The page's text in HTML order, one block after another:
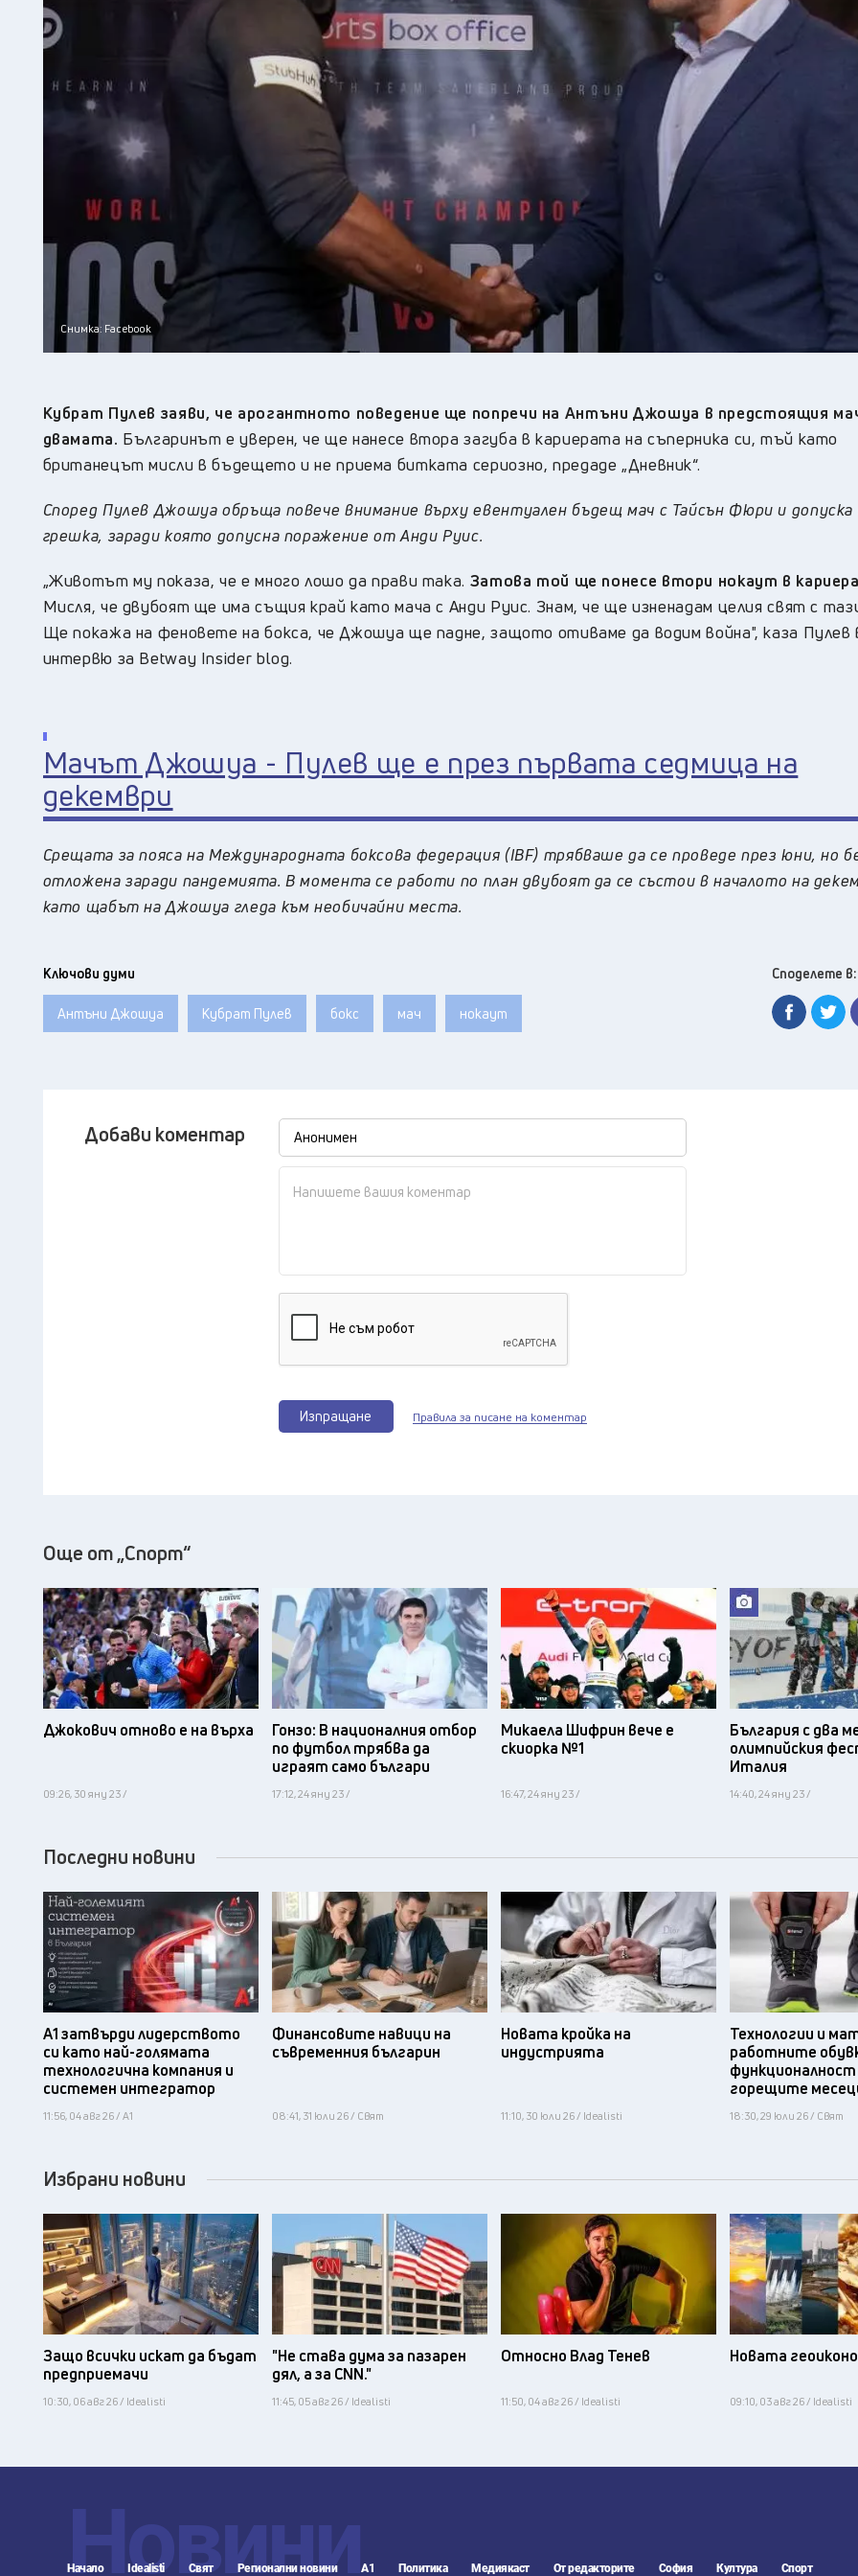
Перник, 32 °C
Плевен, 36 °C
35
Разград , 33°C
Русе, 35°C
Силистра 33°C
Сливен,
Смолян, 26°C
София, 34 °C
Стара Загора
Търговище
Хасково, 34°C
Шумен, 31 °C
Ямбол, 32°C
Снимка: Facebook
Кубрат Пулев заяви, че арогантното поведение ще попречи на Антъни Джошуа в предстоящия
двамата. Българинът е уверен, че ще нанесе втора загуба в кариерата на съперника си, тъй като
британецът мисли в бъдещето и не приема битката сериозно,предаде „Дневник“.
Според Пулев Джошуа обръща повече внимание върху евентуален бъдещ мач с Тайсън Фюри и
грешка, заради която допусна поражение от Анди Руис.
„Животът му показа, че е много лошо да прави така. Затова той ще понесе втори нокаут в
Мисля, че двубоят ще има същия край като мача с Анди Руис. Знам, че ще изненадам целия свят с
Ще покажа на феновете на бокса, че Джошуа ще падне, защото отиваме да водим война", каза Пулев
интервю за Betway Insider blog.
Мачът Джошуа - Пулев ще е през първата седмица на
декември
Срещата за пояса на Международната боксова федерация (IBF) трябваше да се проведе през юни, но
отложена заради пандемията. В момента се работи по план двубоят да се състои в началото на
като щабът на Джошуа гледа към необичайни места.
Ключови думи
Антъни Джошуа Кубрат Пулев бокс мач нокаут
Споделете в:
Добави коментар
Изпращане Правила за писане на коментар
Още от „Спорт“
Джокович отново е на върха
09:26, 30 яну 23 /
Гонзо: В националния отбор
по футбол трябва да
играят само българи
17:12, 24 яну 23 /
Микаела Шифрин вече е
скиорка №1
16:47, 24 яну 23 /
България с два
олимпийския
Италия
14:40, 24 яну 23 /
Последни новини
А1 затвърди лидерството
си като най-голямата
технологична компания и
системен интегратор
11:56, 04 авг 26 / А1
Финансовите навици на
съвременния българин
08:41, 31 юли 26 / Свят
Новата кройка на
индустрията
11:10, 30 юли 26 / Idealisti
Технологии и
работните
функционалност
горещите
18:30, 29 юли 26 / Свят
Избрани новини
Защо всички искат да бъдат
предприемачи
10:30, 06 авг 26 / Idealisti
"Не става дума за пазарен
дял, а за CNN."
11:45, 05 авг 26 / Idealisti
Относно Влад Тенев
11:50, 04 авг 26 / Idealisti
Новата
09:10, 03 авг 26 / Idealisti
Новини
Начало Idealisti Свят Регионални новини А1 Политика Медиякаст От редакторите София Култура Спорт